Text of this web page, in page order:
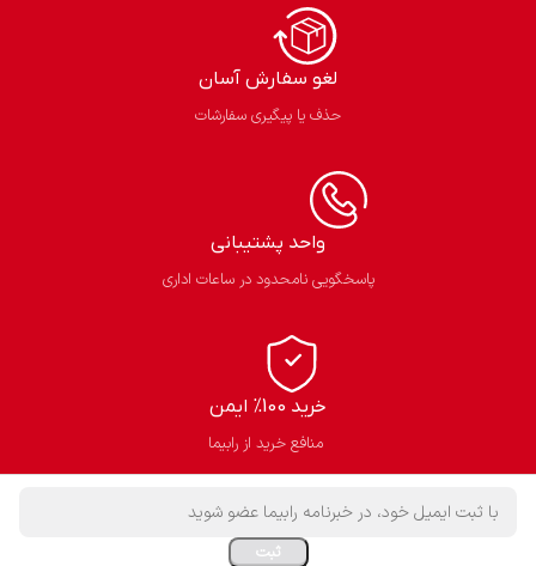
لغو سفارش آسان​
حذف یا پیگیری سفارشات
واحد پشتیبانی
پاسخگویی نامحدود در ساعات اداری
خرید 100% ایمن
منافع خرید از رابیما